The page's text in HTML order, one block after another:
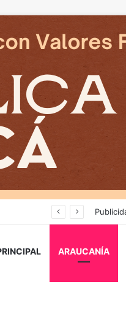
ARAUCANÍA